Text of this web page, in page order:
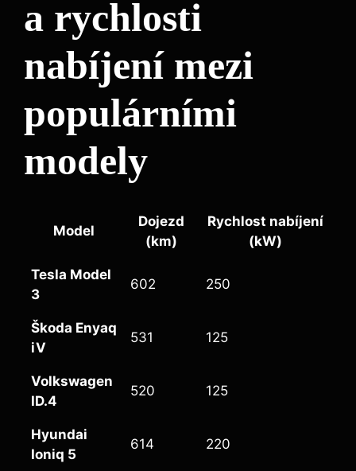
a rychlosti
nabíjení mezi
populárními
modely
Model
Dojezd
(km)
Rychlost nabíjení
(kW)
Tesla Model
3
602 250
Škoda Enyaq
iV
531 125
Volkswagen
ID.4
520 125
Hyundai
Ioniq 5
614 220